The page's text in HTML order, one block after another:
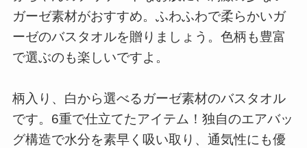
ガーゼ素材がおすすめ。ふわふわで柔らかいガ
ーゼのバスタオルを贈りましょう。色柄も豊富
で選ぶのも楽しいですよ。
柄入り、白から選べるガーゼ素材のバスタオル
です。6重で仕立てたアイテム！独自のエアバッ
グ構造で水分を素早く吸い取り、通気性にも優